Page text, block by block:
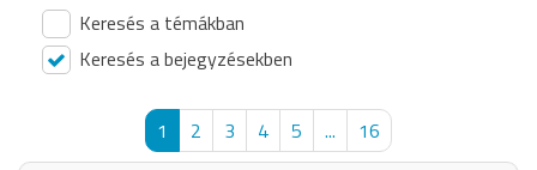
Keresés a témákban
Keresés a bejegyzésekben
1 2 3 4 5 ...
16